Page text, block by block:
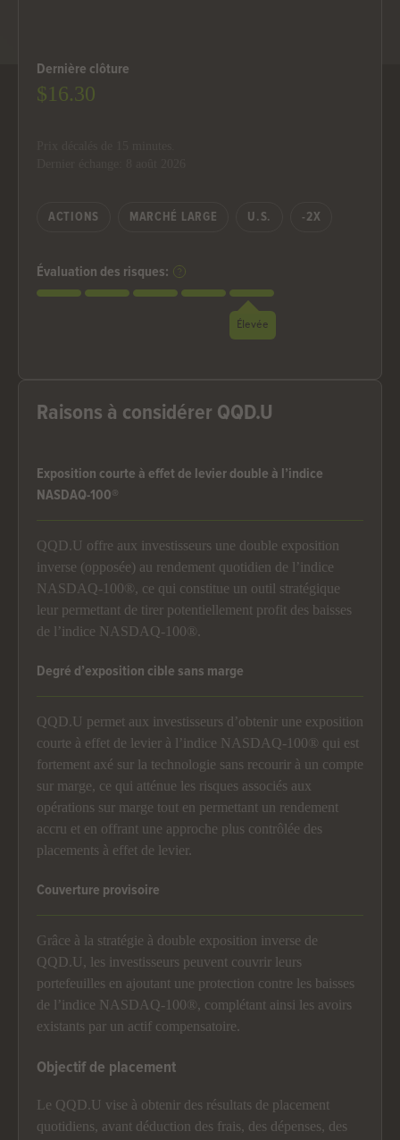
Raisons à considérer QQD.U
Exposition courte à effet de levier double à l’indice
NASDAQ-100®
QQD.U offre aux investisseurs une double exposition
inverse (opposée) au rendement quotidien de l’indice
NASDAQ-100®, ce qui constitue un outil stratégique
leur permettant de tirer potentiellement profit des baisses
de l’indice NASDAQ-100®.
Degré d’exposition cible sans marge
QQD.U permet aux investisseurs d’obtenir une exposition
courte à effet de levier à l’indice NASDAQ-100® qui est
fortement axé sur la technologie sans recourir à un compte
sur marge, ce qui atténue les risques associés aux
opérations sur marge tout en permettant un rendement
accru et en offrant une approche plus contrôlée des
placements à effet de levier.
Couverture provisoire
Grâce à la stratégie à double exposition inverse de
QQD.U, les investisseurs peuvent couvrir leurs
portefeuilles en ajoutant une protection contre les baisses
de l’indice NASDAQ-100®, complétant ainsi les avoirs
existants par un actif compensatoire.
Objectif de placement
Le QQD.U vise à obtenir des résultats de placement
quotidiens, avant déduction des frais, des dépenses, des
Dernière clôture
$16.30
ACTIONS MARCHÉ LARGE U.S. -2X
Évaluation des risques:
Élevée